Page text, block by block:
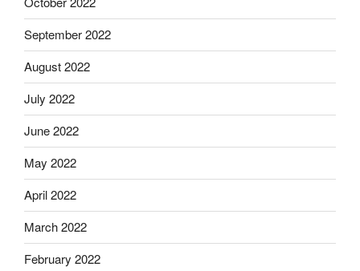
September 2022
August 2022
July 2022
June 2022
May 2022
April 2022
March 2022
February 2022